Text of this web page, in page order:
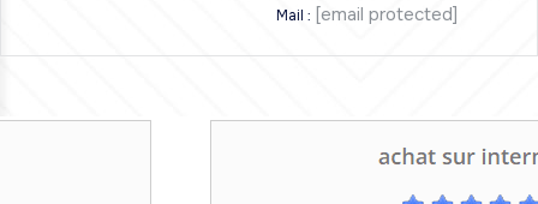
Mail : [email protected]